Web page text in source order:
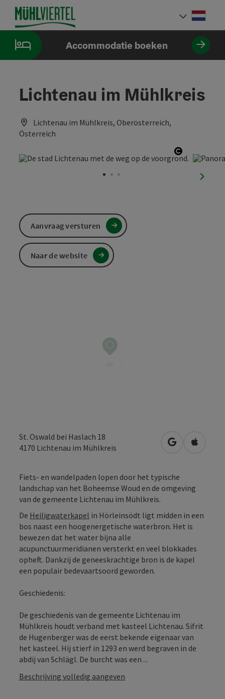
InhoudAccesskey
[0]
NavigatieAccesskey
[1]
PaginabeginAccesskey
[2]
Accommodatie boeken
Lichtenau im Mühlkreis
Lichtenau im Mühlkreis, Oberösterreich,
Österreich
Start
St. Oswald bei Haslach 18
4170 Lichtenau im Mühlkreis Openen in
Fiets- en wandelpaden lopen door het typische
landschap van het Boheemse Woud en de omgeving
van de gemeente Lichtenau im Mühlkreis.
De Heiligwaterkapel in Hörleinsödt ligt midden in een
bos naast een hoogenergetische waterbron. Het is
bewezen dat het water bijna alle
acupunctuurmeridianen versterkt en veel blokkades
opheft. Dankzij de geneeskrachtige bron is de kapel
een populair bedevaartsoord geworden.
Geschiedenis:
De geschiedenis van de gemeente Lichtenau im
Mühlkreis houdt verband met kasteel Lichtenau. Sifrit
de Hugenberger was de eerst bekende eigenaar van
het kasteel. Hij stierf in 1293 en werd begraven in de
abdij van Schlägl. De burcht was een ...
Beschrijving volledig aangeven
Aanvraag versturen
Naar de website